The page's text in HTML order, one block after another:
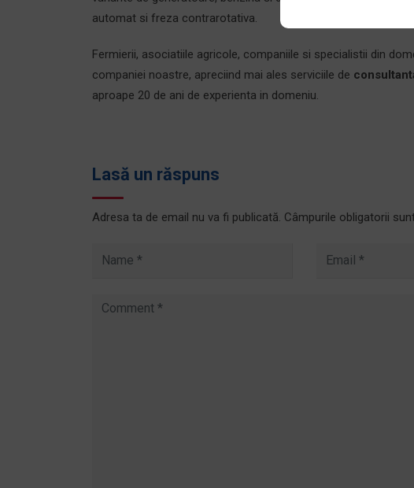
automat si freza contrarotativa.
Fermierii, asociatiile agricole, companiile si specialistii din
companiei noastre, apreciind mai ales serviciile de
aproape 20 de ani de experienta in domeniu.
Lasă un răspuns
Adresa ta de email nu va fi publicată. Câmpurile obligatorii